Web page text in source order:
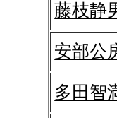
藤枝静
安部公
多田智